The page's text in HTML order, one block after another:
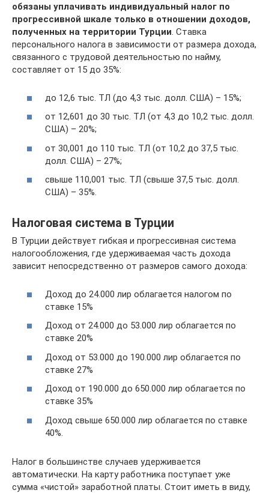
обязаны уплачивать индивидуальный налог по
прогрессивной шкале только в отношении доходов,
полученных на территории Турции. Ставка
персонального налога в зависимости от размера дохода,
связанного с трудовой деятельностью по найму,
составляет от 15 до 35%:
до 12,6 тыс. ТЛ (до 4,3 тыс. долл. США) – 15%;
от 12,601 до 30 тыс. ТЛ (от 4,3 до 10,2 тыс. долл.
США) – 20%;
от 30,001 до 110 тыс. ТЛ (от 10,2 до 37,5 тыс.
долл. США) – 27%;
свыше 110,001 тыс. ТЛ (свыше 37,5 тыс. долл.
США) – 35%.
Налоговая система в Турции
В Турции действует гибкая и прогрессивная система
налогообложения, где удерживаемая часть дохода
зависит непосредственно от размеров самого дохода:
Доход до 24.000 лир облагается налогом по
ставке 15%
Доход от 24.000 до 53.000 лир облагается по
ставке 20%
Доход от 53.000 до 190.000 лир облагается по
ставке 27%
Доход от 190.000 до 650.000 лир облагается по
ставке 35%
Доход свыше 650.000 лир облагается по ставке
40%.
Налог в большинстве случаев удерживается
автоматически. На карту работника поступает уже
сумма «чистой» заработной платы. Стоит иметь в виду,